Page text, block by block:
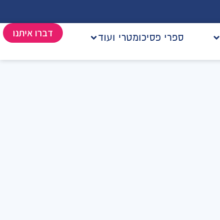
ספרי פסיכומטרי ועוד דברו איתנו